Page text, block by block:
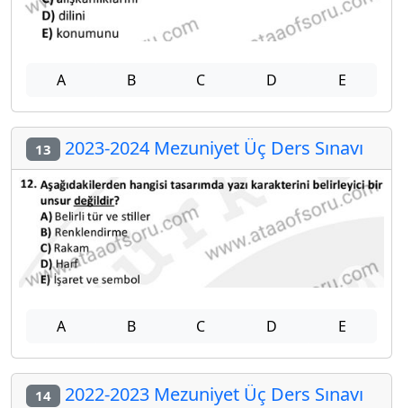
A B C D E
13 2023-2024 Mezuniyet Üç Ders Sınavı
A B C D E
14 2022-2023 Mezuniyet Üç Ders Sınavı